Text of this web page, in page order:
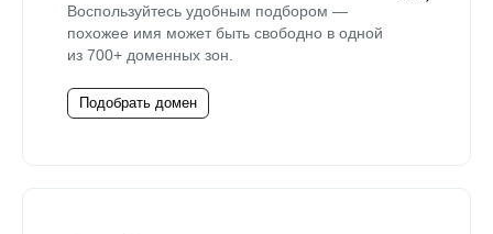
Воспользуйтесь удобным подбором —
похожее имя может быть свободно в одной
из 700+ доменных зон.
Подобрать домен